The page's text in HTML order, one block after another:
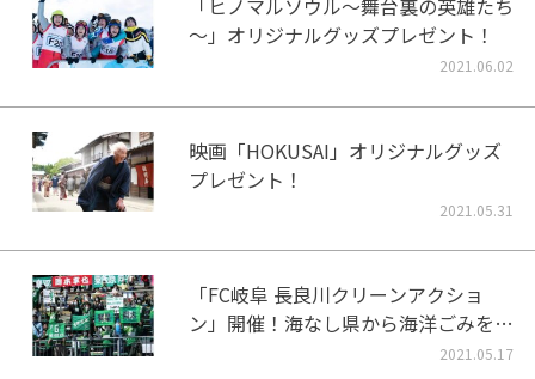
「ヒノマルソウル～舞台裏の英雄たち
～」オリジナルグッズプレゼント！
2021.06.02
映画「HOKUSAI」オリジナルグッズ
プレゼント！
2021.05.31
「FC岐阜 長良川クリーンアクショ
ン」開催！海なし県から海洋ごみをな
2021.05.17